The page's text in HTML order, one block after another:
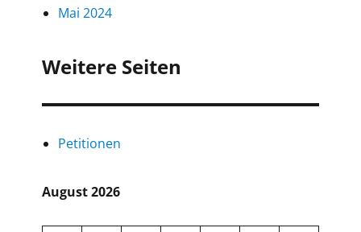
Mai 2024
Weitere Seiten
Petitionen
August 2026